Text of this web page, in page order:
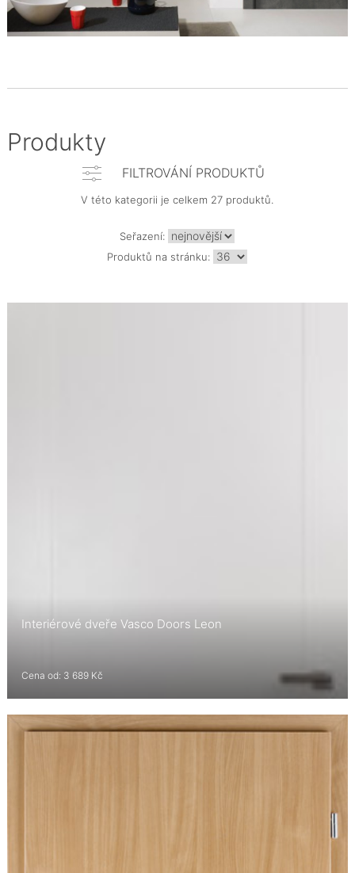
Produkty
FILTROVÁNÍ PRODUKTŮ
V této kategorii je celkem 27 produktů.
Seřazení:
Produktů na stránku:
Interiérové dveře Vasco Doors Leon
Cena od: 3 689 Kč